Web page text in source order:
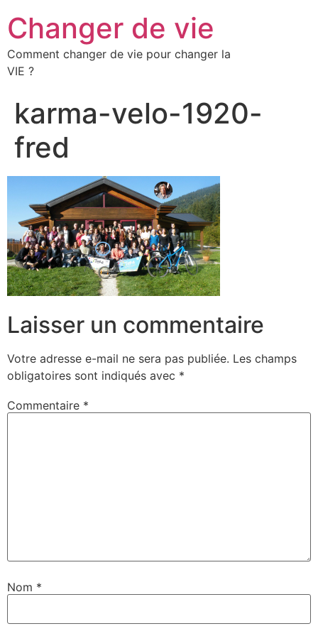
Changer de vie
Comment changer de vie pour changer la
VIE ?
karma-velo-1920-
fred
Laisser un commentaire
Votre adresse e-mail ne sera pas publiée. Les champs
obligatoires sont indiqués avec *
Commentaire *
Nom *